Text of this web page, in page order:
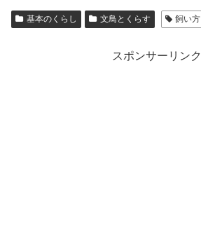
基本のくらし 文鳥とくらす 飼い方
スポンサーリンク